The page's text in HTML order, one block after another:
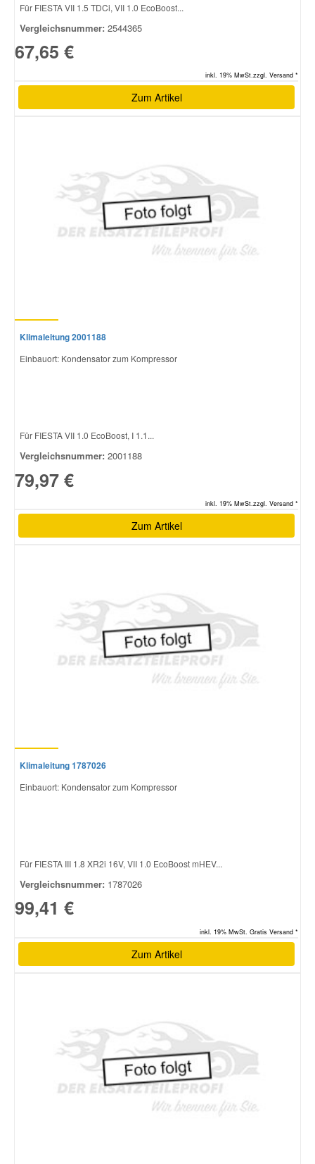
Für FIESTA VII 1.5 TDCi, VII 1.0 EcoBoost...
Vergleichsnummer: 2544365
67,65 €
inkl. 19% MwSt.zzgl. Versand *
Zum Artikel
Klimaleitung 2001188
Einbauort: Kondensator zum Kompressor
Für FIESTA VII 1.0 EcoBoost, I 1.1...
Vergleichsnummer: 2001188
79,97 €
inkl. 19% MwSt.zzgl. Versand *
Zum Artikel
Klimaleitung 1787026
Einbauort: Kondensator zum Kompressor
Für FIESTA III 1.8 XR2i 16V, VII 1.0 EcoBoost mHEV...
Vergleichsnummer: 1787026
99,41 €
inkl. 19% MwSt. Gratis Versand *
Zum Artikel